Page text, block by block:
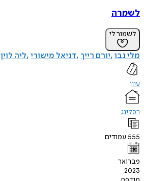
לשמרה
לשמור לי
מלי נבו יורם רייך דניאל מישורי ליה לוין
עיון
רסלינג
555 עמודים
פברואר
2023